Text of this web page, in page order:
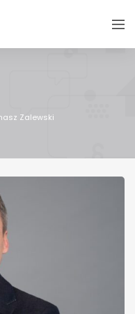
Zalewski